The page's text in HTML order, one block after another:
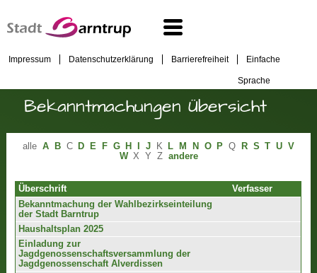
Impressum Datenschutzerklärung Barrierefreiheit Einfache
Sprache
Bekanntmachungen Übersicht
alle A B C D E F G H J K L M N O P Q R S T U V
W X Y Z andere
Überschrift
Verfasser
Bekanntmachung der Wahlbezirkseinteilung
der Stadt Barntrup
Haushaltsplan 2025
Einladung zur
Jagdgenossenschaftsversammlung der
Jagdgenossenschaft Alverdissen